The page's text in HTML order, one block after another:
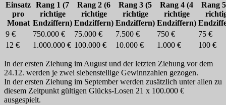
Einsatz
pro
Monat
Rang 1 (7
richtige
Endziffern)
Rang 2 (6
richtige
Endziffern)
Rang 3 (5
richtige
Endziffern)
Rang 4 (4
richtige
Endziffern)
Rang
9 €
750.000 € 75.000 € 7.500 € 750 €
75 €
12 €
1.000.000 € 100.000 € 10.000 € 1.000 € 100 €
In der ersten Ziehung im August und der letzten Ziehung vor dem
24.12. werden je zwei siebenstellige Gewinnzahlen gezogen.
In der ersten Ziehung im September werden zusätzlich unter allen zu
diesem Zeitpunkt gültigen Glücks-Losen 21 x 100.000 €
ausgespielt.